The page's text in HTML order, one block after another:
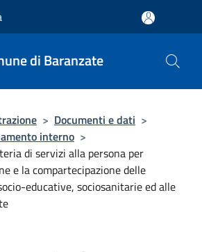
di Baranzate
> Documenti e dati >
interno >
di servizi alla persona per
e la compartecipazione delle
educative, sociosanitarie ed alle